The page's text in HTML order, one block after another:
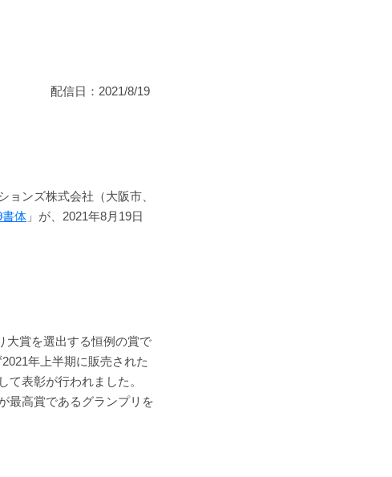
配信日：2021/8/19
ンズ株式会社（大阪市、
書体 」が、2021年8月19日
大賞を選出する恒例の賞で
年上半期に販売された
表彰が行われました。
最高賞であるグランプリを